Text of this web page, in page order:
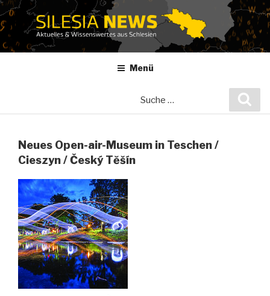
Zum
Inhalt
springen
Menü
Neues Open-air-Museum in Teschen /
Cieszyn / Český Tĕšín